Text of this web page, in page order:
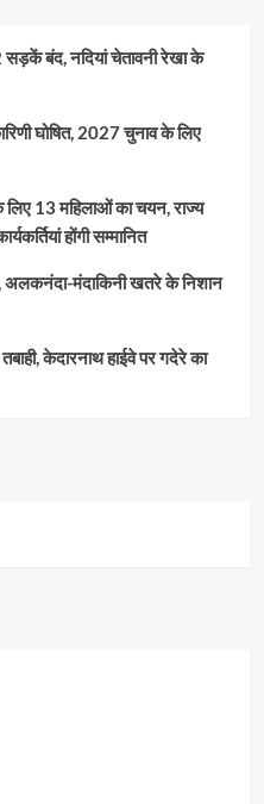
सड़कें बंद, नदियां चेतावनी रेखा के
घोषित, 2027 चुनाव के लिए
लिए 13 महिलाओं का चयन, राज्य
होंगी सम्मानित
मंदाकिनी खतरे के निशान
केदारनाथ हाईवे पर गदेरे का